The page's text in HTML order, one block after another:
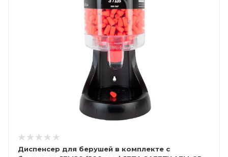
Диспенсер для берушей в комплекте с